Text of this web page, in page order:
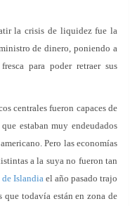
la crisis de liquidez fue la
de dinero, poniendo a
para poder retraer sus
centrales fueron capaces de
estaban muy endeudados
Pero las economías
a la suya no fueron tan
Islandia el año pasado trajo
que todavía están en zona de